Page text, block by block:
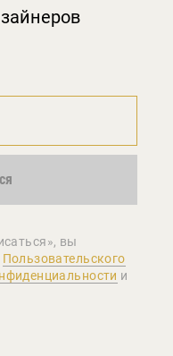
вы
Пользовательского
и